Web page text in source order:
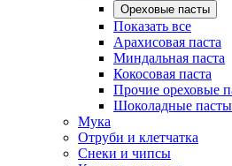
Ореховые пасты
Показать все
Арахисовая паста
Миндальная паста
Кокосовая паста
Прочие ореховые
Шоколадные пасты
Мука
Отруби и клетчатка
Снеки и чипсы